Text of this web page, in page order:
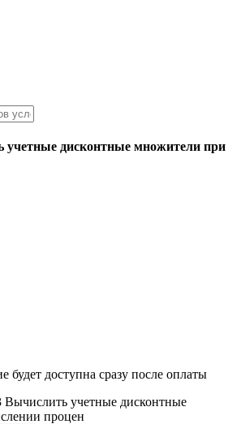
учетные дисконтные множители при
будет доступна сразу после оплаты
Вычислить учетные дисконтные
процен